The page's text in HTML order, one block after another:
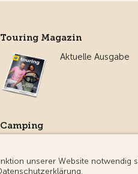
Touring Magazin
Aktuelle Ausgabe
Camping
Camping